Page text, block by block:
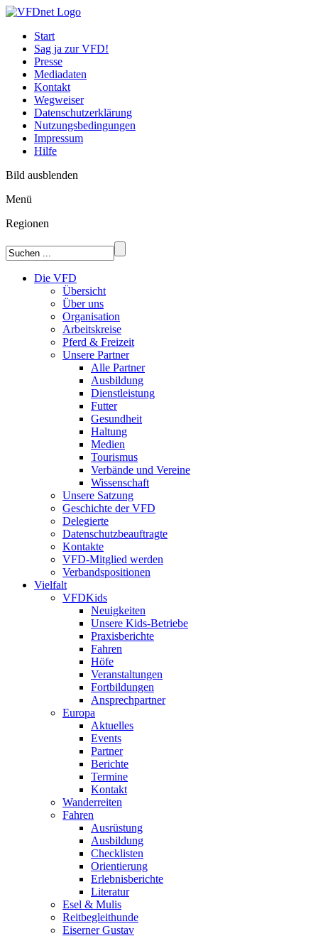
Start
Sag ja zur VFD!
Presse
Mediadaten
Kontakt
Wegweiser
Datenschutzerklärung
Nutzungsbedingungen
Impressum
Hilfe
Bild ausblenden
Menü
Regionen
Die VFD
Übersicht
Über uns
Organisation
Arbeitskreise
Pferd & Freizeit
Unsere Partner
Alle Partner
Ausbildung
Dienstleistung
Futter
Gesundheit
Haltung
Medien
Tourismus
Verbände und Vereine
Wissenschaft
Unsere Satzung
Geschichte der VFD
Delegierte
Datenschutzbeauftragte
Kontakte
VFD-Mitglied werden
Verbandspositionen
Vielfalt
VFDKids
Neuigkeiten
Unsere Kids-Betriebe
Praxisberichte
Fahren
Höfe
Veranstaltungen
Fortbildungen
Ansprechpartner
Europa
Aktuelles
Events
Partner
Berichte
Termine
Kontakt
Wanderreiten
Fahren
Ausrüstung
Ausbildung
Checklisten
Orientierung
Erlebnisberichte
Literatur
Esel & Mulis
Reitbegleithunde
Eiserner Gustav